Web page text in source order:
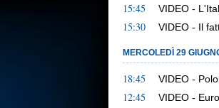
15:45 VIDEO -
15:30 VIDEO - Il
MERCOLEDÌ 29
18:45 VIDEO -
12:45 VIDEO -